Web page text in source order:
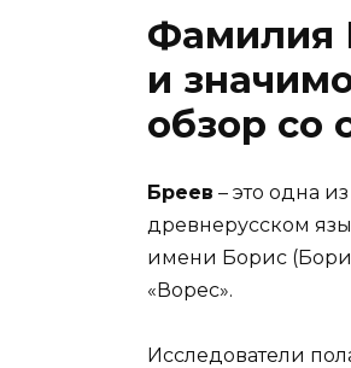
Фамилия
и
обзор со
Бреев – это одна
древнерусском
имени Борис
«Ворес».
Исследователи